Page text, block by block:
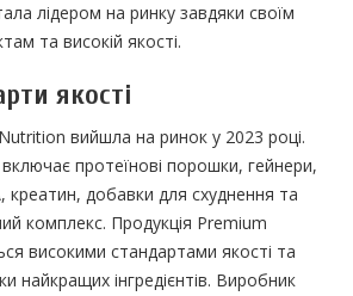
лідером на ринку завдяки своїм
та високій якості.
якості
вийшла на ринок у 2023 році.
протеїнові порошки, гейнери,
креатин, добавки для схуднення та
комплекс. Продукція Premium
високими стандартами якості та
найкращих інгредієнтів. Виробник